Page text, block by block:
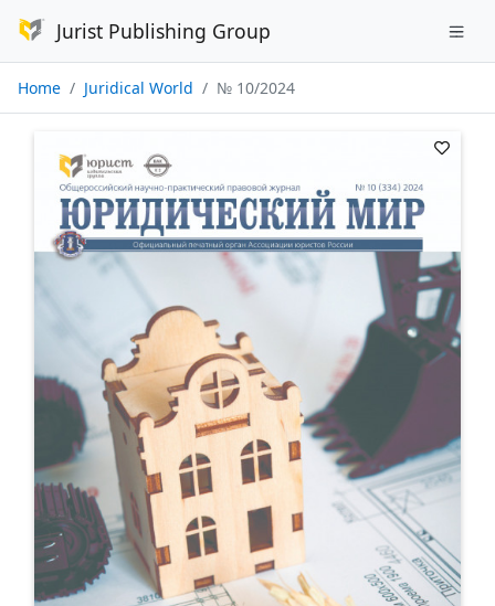
Jurist Publishing Group
Home Juridical World № 10/2024